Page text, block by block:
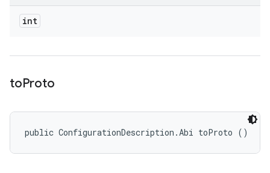
int
toProto
public ConfigurationDescription.Abi toProto ()